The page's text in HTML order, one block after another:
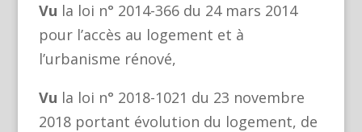
Vu la loi n° 2014-366 du 24 mars 2014
pour l’accès au logement et à
l’urbanisme rénové,
Vu la loi n° 2018-1021 du 23 novembre
2018 portant évolution du logement, de